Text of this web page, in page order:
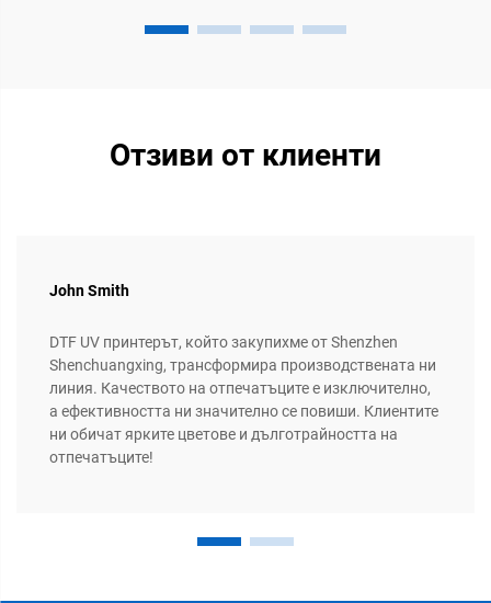
Отзиви от клиенти
John Smith
DTF UV принтерът, който закупихме от Shenzhen
Shenchuangxing, трансформира производствената ни
линия. Качеството на отпечатъците е изключително,
а ефективността ни значително се повиши. Клиентите
ни обичат ярките цветове и дълготрайността на
отпечатъците!